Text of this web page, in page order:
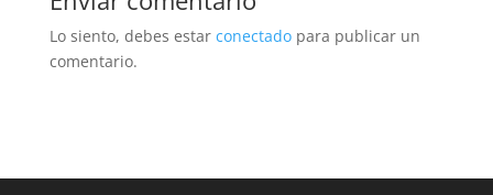
Lo siento, debes estar conectadopara publicar un
comentario.